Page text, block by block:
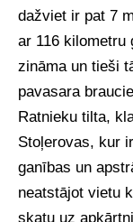
dažviet ir pat 7
ar 116 kilometru
zināma un tieši
pavasara
Ratnieku tilta,
Stoļerovas, kur
ganības un
neatstājot vietu
skatu uz